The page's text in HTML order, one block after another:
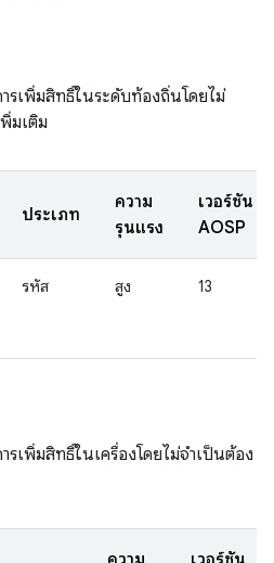
รเพิ่มสิทธิ์ในระดับท้องถิ่นโดยไม่
มเติม
ประเภท
ความ
รุนแรง
เวอร์ชัน
AOSP
รหัส สูง 13
เพิ่มสิทธิ์ในเครื่องโดยไม่จำเป็นต้อง